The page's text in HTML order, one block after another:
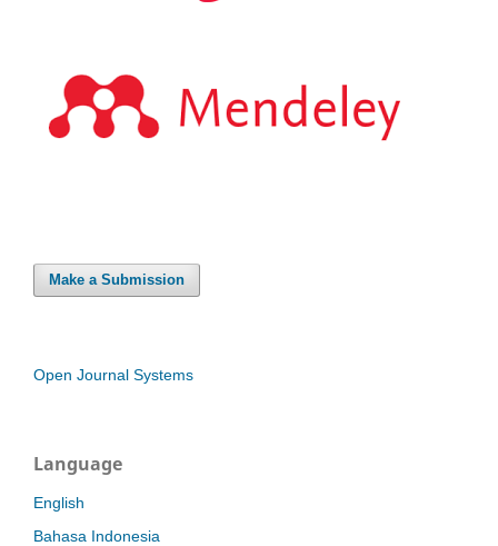
Make a Submission
Open Journal Systems
Language
English
Bahasa Indonesia